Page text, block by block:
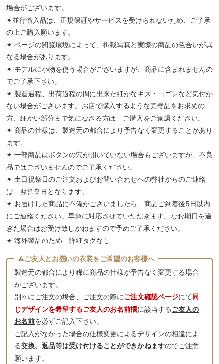
場合がございます。
✦並行輸入品は、正規保証やサービスを受けられないため、ご了承
の上ご購入願います。
✦ ページの閲覧環境によって、掲載写真と実際の商品の色合いが異
なる場合があります。
✦ モデルに小物を使う場合がございますが、商品に含まれませんの
でご了承下さい。
✦ 製造過程、出荷過程の間に出来た細かなキズ・ヨゴレなど気付か
ない場合がございます。お店で購入するような完璧品をお求めの
方、細かい部分まで気になさる方は、ご購入をご遠慮ください。
✦ 商品の仕様は、製造元の都合により予告なく変更することがあり
ます。
✦ 一部商品はボタンの穴が開いていない場合もございますが、不良
品ではございませんのでご了承ください。
✦ 土日祝祭日のご注文およびお問い合わせへの弊社からのご連絡
は、翌営業日となります。
✦ お届けした商品に不備がございましたら、商品ご到着後5日以内
にご連絡ください。早急に対応させていただきます。なお期日を過
ぎた場合はお受け致しかねますので予めご了承ください。
✦ 海外製品のため、詳細タグなし
製造元の都合により稀に商品の仕様が予告なく変更する場合
がございます。
別々にご注文の場合、ご注文の際にご注文確認ページにて同
じデザインを希望するご友人のお名前欄に該当するご友人の
お名前を必ずご記入下さい。
ご記入がなかった場合の仕様変更によるデザインの相違によ
る交換、返品等は受け付けることができかねますのでご注意
願います。